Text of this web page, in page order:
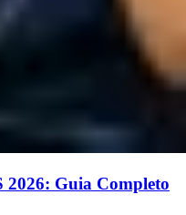
Guia Completo